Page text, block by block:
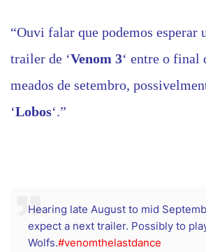
“Ouvi falar que podemos esperar
trailer de ‘Venom 3‘ entre o final
meados de setembro,
‘Lobos‘.”
Hearing late August to mid
expect a next trailer. Possibly to
Wolfs.#venomthelastdance